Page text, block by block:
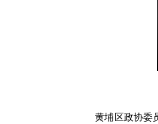
黄埔区政协委员